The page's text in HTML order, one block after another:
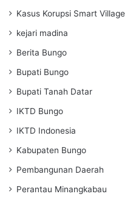
Kasus Korupsi Smart Village
kejari madina
Berita Bungo
Bupati Bungo
Bupati Tanah Datar
IKTD Bungo
IKTD Indonesia
Kabupaten Bungo
Pembangunan Daerah
Perantau Minangkabau